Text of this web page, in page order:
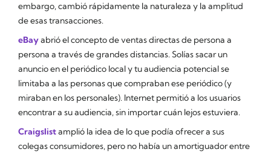
embargo, cambió rápidamente la naturaleza y la amplitud
de esas transacciones.
eBayabrió el concepto de ventas directas de persona a
persona a través de grandes distancias. Solías sacar un
anuncio en el periódico local y tu audiencia potencial se
limitaba a las personas que compraban ese periódico (y
miraban en los personales). Internet permitió a los usuarios
encontrar a su audiencia, sin importar cuán lejos estuviera.
Craigslistamplió la idea de lo que podía ofrecer a sus
colegas consumidores, pero no había un amortiguador entre